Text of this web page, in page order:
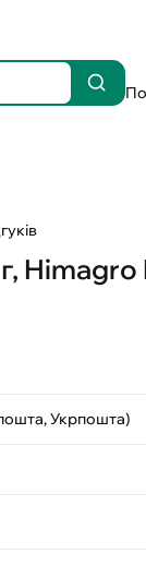
Himagro
Укрпошта)